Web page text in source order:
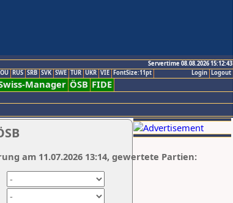
Servertime 08.08.2026 15:12:43
Logout
Login
RUS SRB SVK SWE TUR UKR VIE FontSize:11pt
Manager ÖSB FIDE
am 11.07.2026 13:14, gewertete Partien: